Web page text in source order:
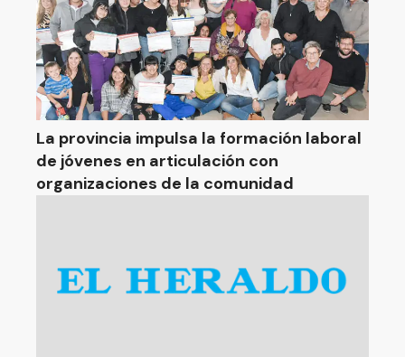
La provincia impulsa la formación laboral
de jóvenes en articulación con
organizaciones de la comunidad